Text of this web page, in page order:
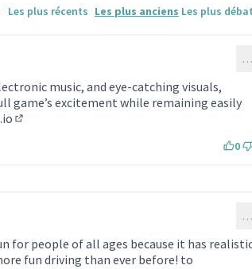
Les plus récents Les plus anciens Les plus
…
music, and eye-catching visuals,
game’s excitement while remaining easily
0
…
for people of all ages because it has
fun driving than ever before! to